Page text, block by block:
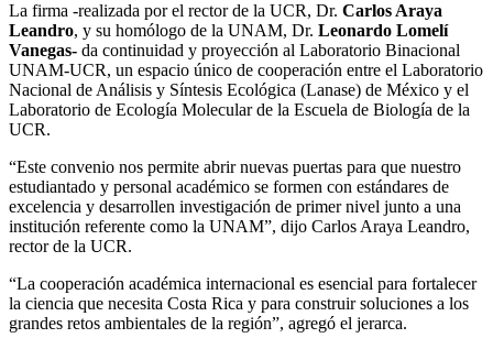
La firma -realizada por el rector de la UCR, Dr. Carlos Araya
Leandro, y su homólogo de la UNAM, Dr. Leonardo Lomelí
Vanegas- da continuidad y proyección al Laboratorio Binacional
UNAM-UCR, un espacio único de cooperación entre el Laboratorio
Nacional de Análisis y Síntesis Ecológica (Lanase) de México y el
Laboratorio de Ecología Molecular de la Escuela de Biología de la
UCR.
“Este convenio nos permite abrir nuevas puertas para que nuestro
estudiantado y personal académico se formen con estándares de
excelencia y desarrollen investigación de primer nivel junto a una
institución referente como la UNAM”, dijo Carlos Araya Leandro,
rector de la UCR.
“La cooperación académica internacional es esencial para fortalecer
la ciencia que necesita Costa Rica y para construir soluciones a los
grandes retos ambientales de la región”, agregó el jerarca.